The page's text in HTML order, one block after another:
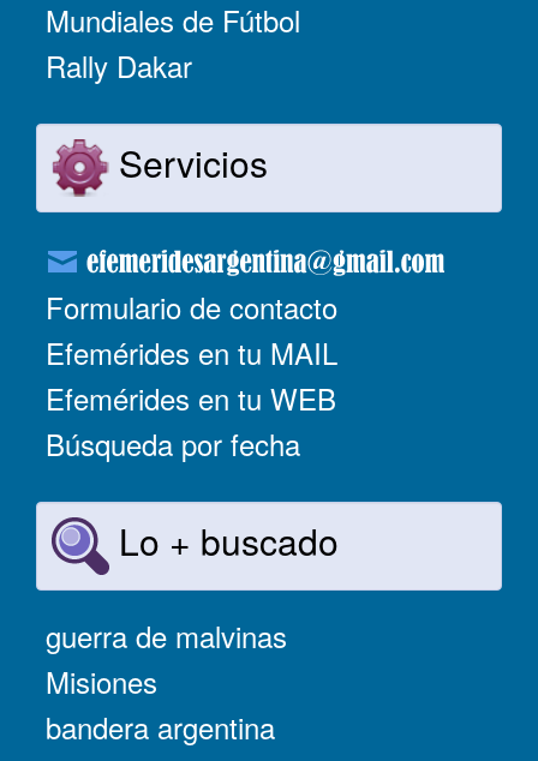
Mundiales de Fútbol
Rally Dakar
Servicios
Formulario de contacto
Efemérides en tu MAIL
Efemérides en tu WEB
Búsqueda por fecha
Lo + buscado
guerra de malvinas
Misiones
bandera argentina